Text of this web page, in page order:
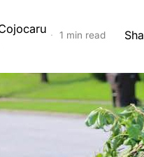
1 min read